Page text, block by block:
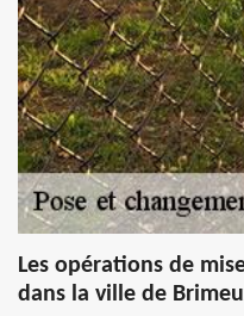
Les opérations de
dans la ville de